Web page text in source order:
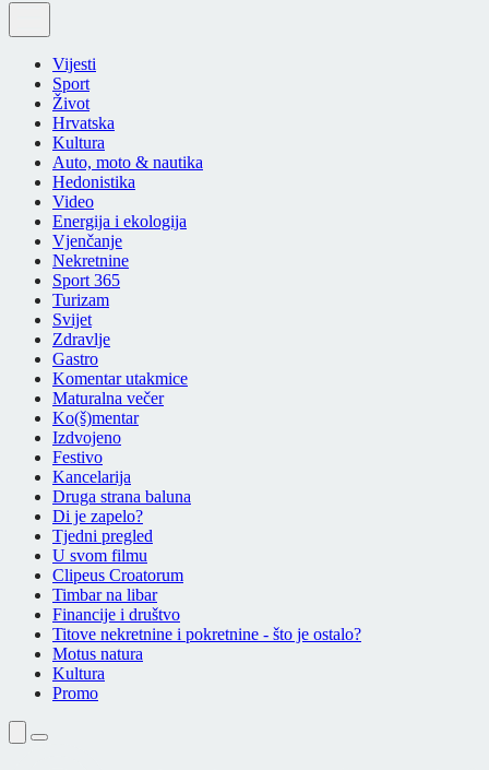
Vijesti
Sport
Život
Hrvatska
Kultura
Auto, moto & nautika
Hedonistika
Video
Energija i ekologija
Vjenčanje
Nekretnine
Sport 365
Turizam
Svijet
Zdravlje
Gastro
Komentar utakmice
Maturalna večer
Ko(š)mentar
Izdvojeno
Festivo
Kancelarija
Druga strana baluna
Di je zapelo?
Tjedni pregled
U svom filmu
Clipeus Croatorum
Timbar na libar
Financije i društvo
Titove nekretnine i pokretnine - što je ostalo?
Motus natura
Kultura
Promo